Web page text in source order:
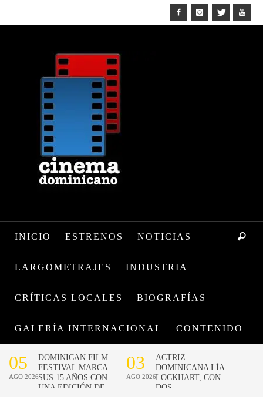
INICIO ESTRENOS NOTICIAS
LARGOMETRAJES INDUSTRIA
CRÍTICAS LOCALES BIOGRAFÍAS
GALERÍA INTERNACIONAL CONTENIDO